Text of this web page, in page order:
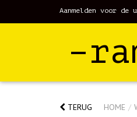
Aanmelden voor de
TERUG HOME /